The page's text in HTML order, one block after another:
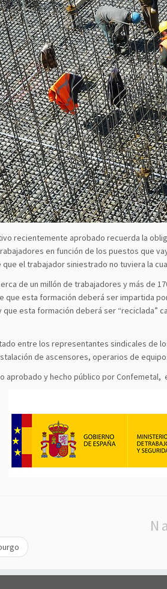
recientemente aprobado recuerda la
en función de los puestos que
el trabajador siniestrado no tuviera la
de un millón de trabajadores y más de
que esta formación deberá ser impartida
esta formación deberá ser “reciclada”
entre los representantes sindicales de
de ascensores, operarios de
aprobado y hecho público por